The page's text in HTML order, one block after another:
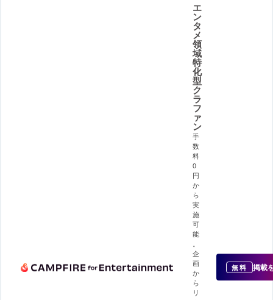
エ
ン
タ
メ
領
域
特
化
型
ク
ラ
フ
ァ
ン
手
数
料
0
円
か
ら
実
施
可
能
。
企
画
か
ら
リ
無料 掲載